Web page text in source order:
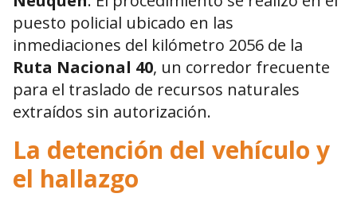
puesto policial ubicado en las
inmediaciones del kilómetro 2056 de la
Ruta Nacional 40, un corredor frecuente
para el traslado de recursos naturales
extraídos sin autorización.
La detención del vehículo y
el hallazgo